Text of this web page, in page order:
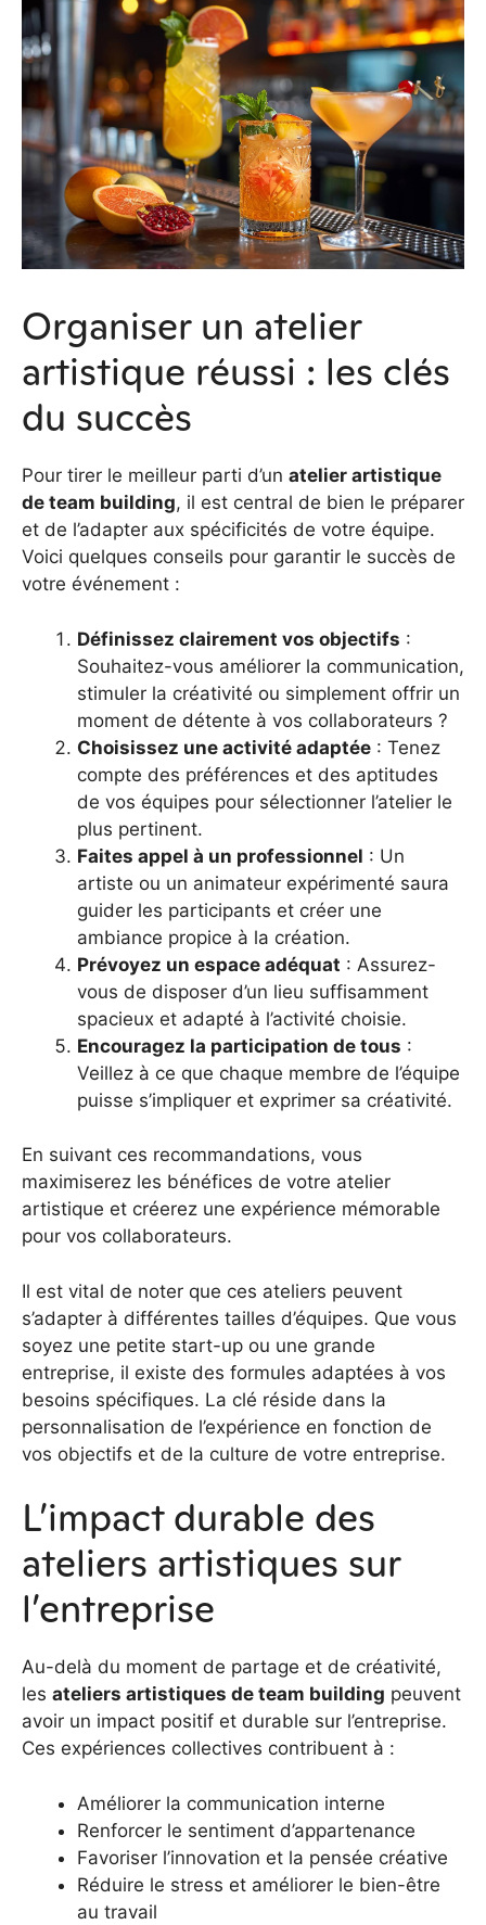
Organiser un atelier
artistique réussi : les clés
du succès
Pour tirer le meilleur parti d’un atelier artistique
de team building, il est central de bien le préparer
et de l’adapter aux spécificités de votre équipe.
Voici quelques conseils pour garantir le succès de
votre événement :
Définissez clairement vos objectifs :
Souhaitez-vous améliorer la communication,
stimuler la créativité ou simplement offrir un
moment de détente à vos collaborateurs ?
Choisissez une activité adaptée : Tenez
compte des préférences et des aptitudes
de vos équipes pour sélectionner l’atelier le
plus pertinent.
Faites appel à un professionnel : Un
artiste ou un animateur expérimenté saura
guider les participants et créer une
ambiance propice à la création.
Prévoyez un espace adéquat : Assurez-
vous de disposer d’un lieu suffisamment
spacieux et adapté à l’activité choisie.
Encouragez la participation de tous :
Veillez à ce que chaque membre de l’équipe
puisse s’impliquer et exprimer sa créativité.
En suivant ces recommandations, vous
maximiserez les bénéfices de votre atelier
artistique et créerez une expérience mémorable
pour vos collaborateurs.
Il est vital de noter que ces ateliers peuvent
s’adapter à différentes tailles d’équipes. Que vous
soyez une petite start-up ou une grande
entreprise, il existe des formules adaptées à vos
besoins spécifiques. La clé réside dans la
personnalisation de l’expérience en fonction de
vos objectifs et de la culture de votre entreprise.
L’impact durable des
ateliers artistiques sur
l’entreprise
Au-delà du moment de partage et de créativité,
les ateliers artistiques de team building peuvent
avoir un impact positif et durable sur l’entreprise.
Ces expériences collectives contribuent à :
Améliorer la communication interne
Renforcer le sentiment d’appartenance
Favoriser l’innovation et la pensée créative
Réduire le stress et améliorer le bien-être
au travail